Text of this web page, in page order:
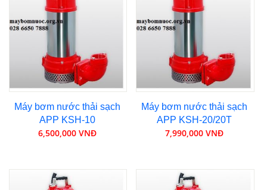
Máy bơm nước thải sạch
APP KSH-10
6,500,000 VNĐ
Máy bơm nước thải sạch
APP KSH-20/20T
7,990,000 VNĐ